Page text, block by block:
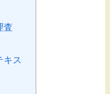
査
キス